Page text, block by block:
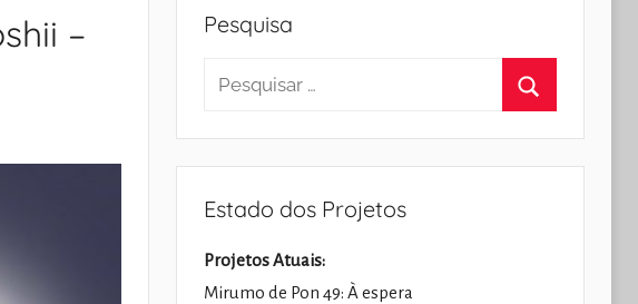
–
Pesquisa
Pesquisar
Estado dos Projetos
Projetos Atuais:
Mirumo de Pon 49: À espera